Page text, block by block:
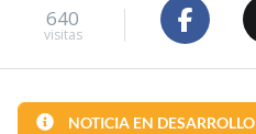
640
visitas
NOTICIA EN DESARROLLO